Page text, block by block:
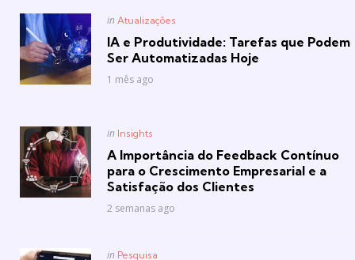
Posted
in Atualizações
IA e Produtividade: Tarefas que Podem
Ser Automatizadas Hoje
1 mês ago
Posted
in Insights
A Importância do Feedback Contínuo
para o Crescimento Empresarial e a
Satisfação dos Clientes
2 semanas ago
Posted
in Pesquisa